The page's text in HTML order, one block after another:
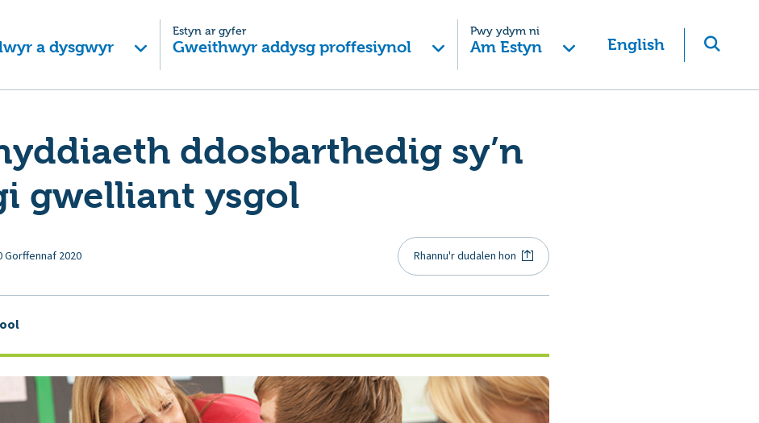
a dysgwyr
Estyn ar gyfer
Gweithwyr addysg proffesiynol
Pwy ydym ni
Am Estyn English
ddosbarthedig sy’n
gwelliant ysgol
Gorffennaf 2020 Rhannu'r dudalen hon